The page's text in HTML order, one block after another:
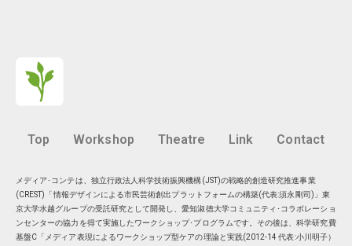
Top Workshop Theatre Link Contact
メディア･コンテは、独立行政法人科学技術振興機構(JST)の戦略的創造研究推進事業
(CREST)「情報デザインによる市民芸術創出プラットフォームの構築(代表:須永剛司)」東
京大学水越グループの受託研究として開発し、愛知淑徳大学コミュニティ･コラボレーショ
ンセンターの協力を得て実施したワークショップ･プログラムです。その後は、科学研究費
基盤C「メディア表現によるワークショップ型ケアの理論と実践(2012-14 代表:小川明子）